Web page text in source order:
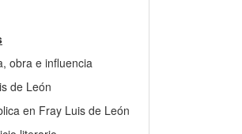
obra e influencia
de León
en Fray Luis de León